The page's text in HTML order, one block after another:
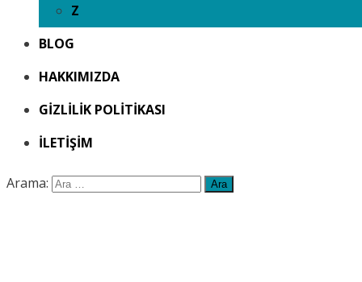
Z
BLOG
HAKKIMIZDA
GIZLILIK POLITIKASI
İLETIŞIM
Arama: